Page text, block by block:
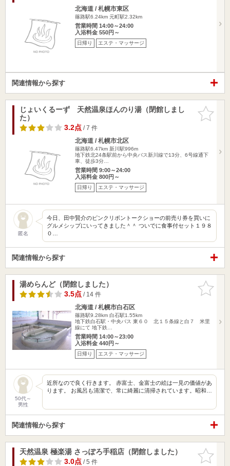
北海道 / 札幌市東区
篠路駅6.24km 元町駅2.32km
営業時間 14:00～24:00
入浴料金 550円～
日帰り エステ・マッサージ
関連情報から探す
お気に入
りに追加
じょいくるーず 天然温泉ほんのり湯（閉館しまし
た）
3.2点/ 7 件
北海道 / 札幌市北区
篠路駅6.47km 新川駅996m
地下鉄北24条駅前から中央バス新川線で13分、6号線通下
車、徒歩3分…
営業時間 9:00～24:00
入浴料金 800円～
日帰り エステ・マッサージ
匿名
今日、田中賢介のピンクリボントークショーの前売り券を買いに
グルメシップにいってきました＾＾ ついでに食事付セット１９８
０…
関連情報から探す
お気に入
りに追加
湯めらんど（閉館しました）
3.5点/ 14 件
北海道 / 札幌市白石区
篠路駅9.28km 白石駅1.55km
地下鉄白石駅・中央バス 東６０ 北１５条線と白７ 米里
線にて 地下鉄…
営業時間 14:00～23:00
入浴料金 440円～
日帰り エステ・マッサージ
50代～
男性
近所なので良く行きます。 赤富士、金富士の絵は一見の価値があ
ります。 お風呂も清潔で、常に綺麗に清掃されています。昭和…
関連情報から探す
お気に入
りに追加
天然温泉 極楽湯 さっぽろ手稲店（閉館しました）
3.0点/ 5 件